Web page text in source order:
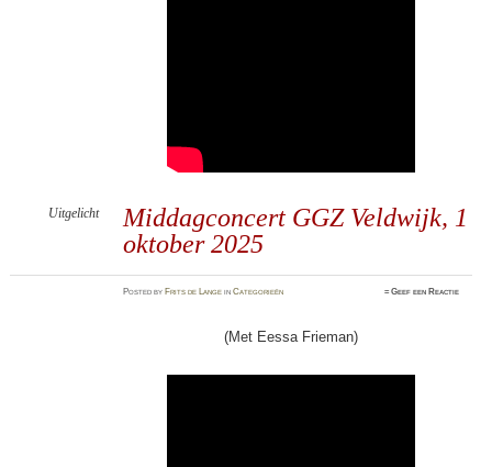
Middagconcert GGZ Veldwijk, 1
oktober 2025
Uitgelicht
Postedby Frits de Lange inCategorieën ≈Geef een Reactie
(Met Eessa Frieman)